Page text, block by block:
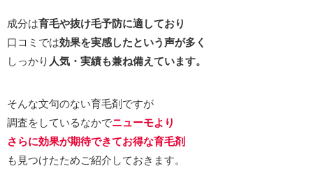
成分は育毛や抜け毛予防に適しており
口コミでは効果を実感したという声が多く
しっかり 人気・実績も兼ね備えています。
そんな文句のない育毛剤ですが
調査をしているなかでニューモより
さらに効果が期待できてお得な育毛剤
も見つけたためご紹介しておきます。